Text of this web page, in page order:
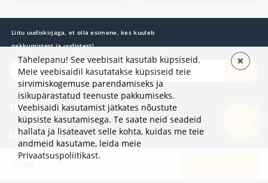
Liitu uudiskirjaga, et olla esimene, kes kuuleb
pakkumistest ja uudistest!
TELLI
TEAVE
LISAKS
KATEGOORIAD
Tähelepanu! See veebisait kasutab küpsiseid.
Meie veebisaidil kasutatakse küpsiseid teie
sirvimiskogemuse parendamiseks ja
isikupärastatud teenuste pakkumiseks.
Veebisaidi kasutamist jätkates nõustute
küpsiste kasutamisega. Te saate neid seadeid
hallata ja lisateavet selle kohta, kuidas me teie
andmeid kasutame, leida meie
Privaatsuspoliitikast.
✖